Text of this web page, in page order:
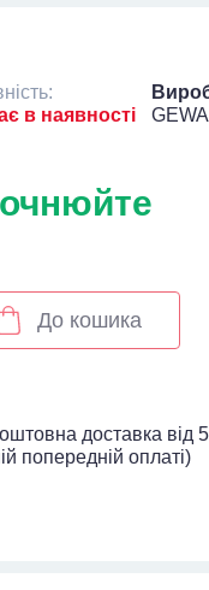
в наявності
GEWA
До кошика
доставка від
попередній оплаті)